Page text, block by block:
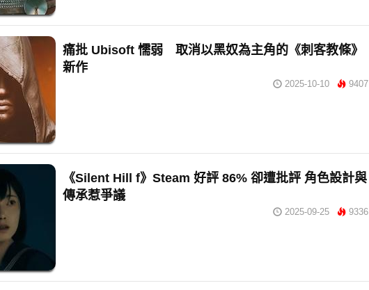
痛批 Ubisoft 懦弱 取消以黑奴為主角的《刺客教條》
新作
2025-10-10 9407
《Silent Hill f》Steam 好評 86% 卻遭批評 角色設計與
傳承惹爭議
2025-09-25 9336